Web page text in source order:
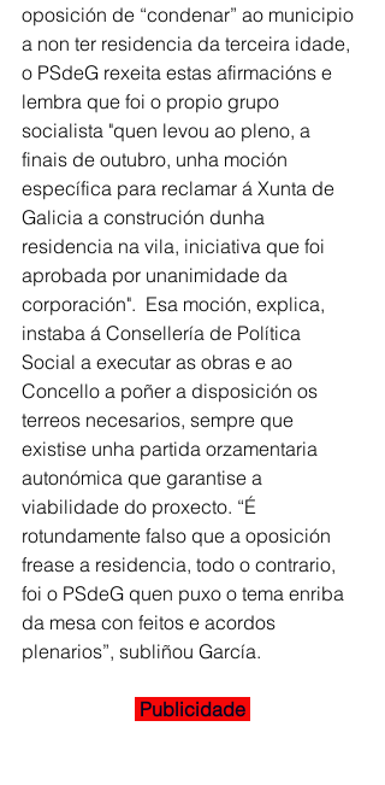
oposición de “condenar” ao municipio
a non ter residencia da terceira idade,
o PSdeG rexeita estas afirmacións e
lembra que foi o propio grupo
socialista "quen levou ao pleno, a
finais de outubro, unha moción
específica para reclamar á Xunta de
Galicia a construción dunha
residencia na vila, iniciativa que foi
aprobada por unanimidade da
corporación".  Esa moción, explica,
instaba á Consellería de Política
Social a executar as obras e ao
Concello a poñer a disposición os
terreos necesarios, sempre que
existise unha partida orzamentaria
autonómica que garantise a
viabilidade do proxecto. “É
rotundamente falso que a oposición
frease a residencia, todo o contrario,
foi o PSdeG quen puxo o tema enriba
da mesa con feitos e acordos
plenarios”, subliñou García.
Publicidade